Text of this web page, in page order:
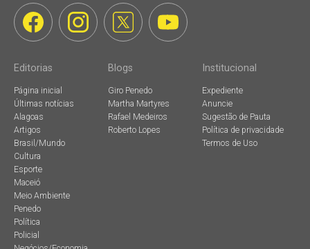
Editorias
Página inicial
Últimas notícias
Alagoas
Artigos
Brasil/Mundo
Cultura
Esporte
Maceió
Meio Ambiente
Penedo
Política
Policial
Blogs
Giro Penedo
Martha Martyres
Rafael Medeiros
Roberto Lopes
Institucional
Expediente
Anuncie
Sugestão de Pauta
Política de privacidade
Termos de Uso